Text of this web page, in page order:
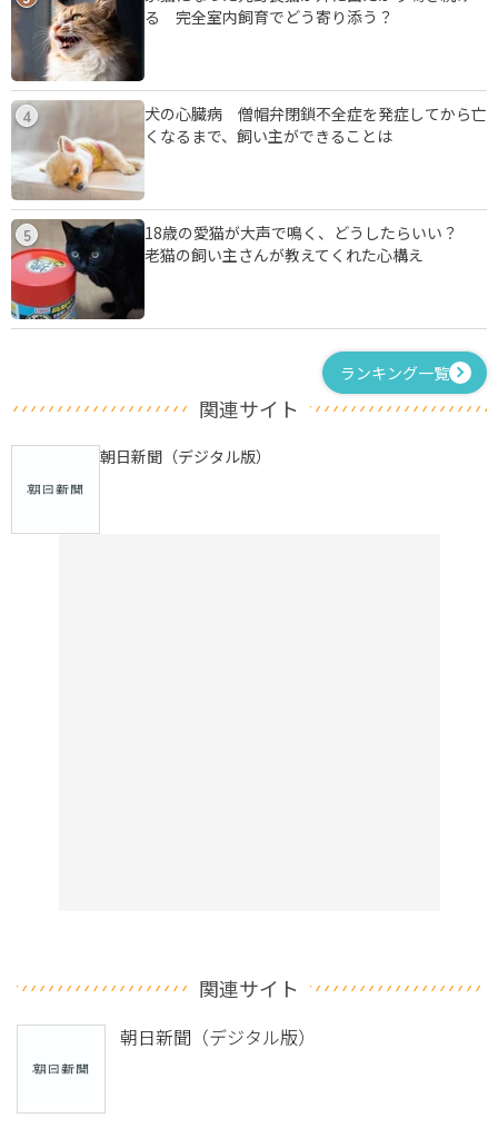
る 完全室内飼育でどう寄り添う？
4
犬の心臓病 僧帽弁閉鎖不全症を発症してから亡
くなるまで、飼い主ができることは
5
18歳の愛猫が大声で鳴く、どうしたらいい？
老猫の飼い主さんが教えてくれた心構え
ランキング一覧
関連サイト
朝日新聞（デジタル版）
関連サイト
朝日新聞（デジタル版）